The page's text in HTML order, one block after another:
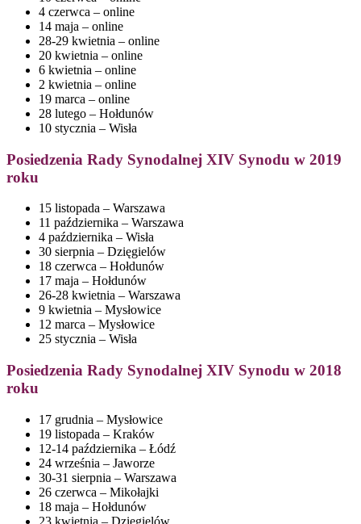
4 czerwca – online
14 maja – online
28-29 kwietnia – online
20 kwietnia – online
6 kwietnia – online
2 kwietnia – online
19 marca – online
28 lutego – Hołdunów
10 stycznia – Wisła
Posiedzenia Rady Synodalnej XIV Synodu w 2019
roku
15 listopada – Warszawa
11 października – Warszawa
4 października – Wisła
30 sierpnia – Dzięgielów
18 czerwca – Hołdunów
17 maja – Hołdunów
26-28 kwietnia – Warszawa
9 kwietnia – Mysłowice
12 marca – Mysłowice
25 stycznia – Wisła
Posiedzenia Rady Synodalnej XIV Synodu w 2018
roku
17 grudnia – Mysłowice
19 listopada – Kraków
12-14 października – Łódź
24 września – Jaworze
30-31 sierpnia – Warszawa
26 czerwca – Mikołajki
18 maja – Hołdunów
23 kwietnia – Dzięgielów